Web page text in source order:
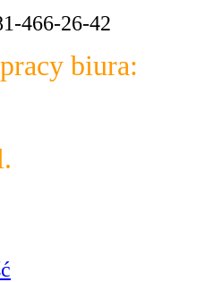
466-26-42
biura: